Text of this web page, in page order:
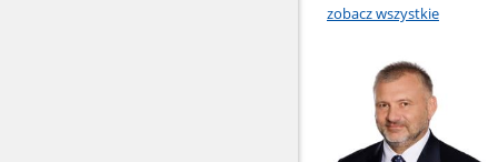
zobacz wszystkie